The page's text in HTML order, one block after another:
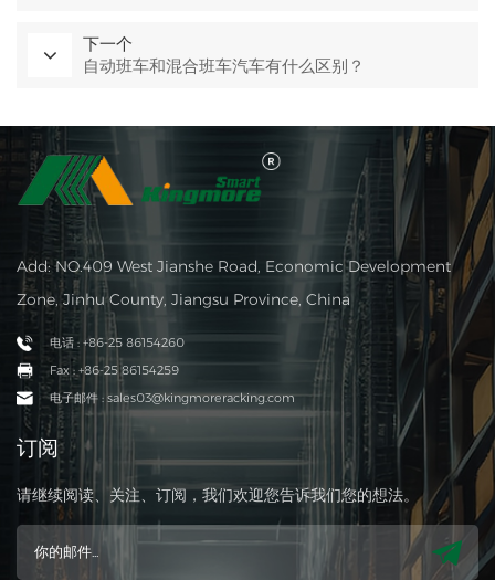
下一个
自动班车和混合班车汽车有什么区别？
Add: NO.409 West Jianshe Road, Economic Development
Zone, Jinhu County, Jiangsu Province, China
电话 : +86-25 86154260
Fax : +86-25 86154259
电子邮件 : sales03@kingmoreracking.com
订阅
请继续阅读、关注、订阅，我们欢迎您告诉我们您的想法。